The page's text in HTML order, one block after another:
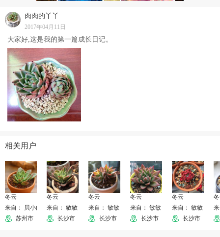
肉肉的丫丫
2017年04月11日
大家好,这是我的第一篇成长日记。
相关用户
冬云
来自： 贝小白
苏州市
冬云
来自： 敏敏
长沙市
冬云
来自： 敏敏
长沙市
冬云
来自： 敏敏
长沙市
冬云
来自： 敏敏
长沙市